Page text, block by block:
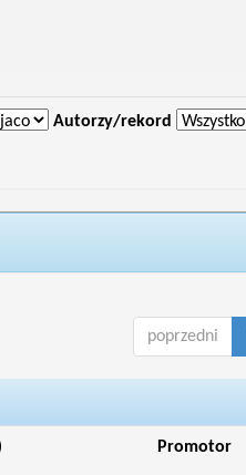
Autorzy/rekord
poprzedni
Promotor